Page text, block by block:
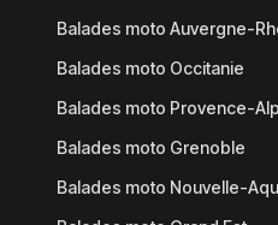
Balades moto Auvergne-
Balades moto Occitanie
Balades moto Provence-
Balades moto Grenoble
Balades moto Nouvelle-